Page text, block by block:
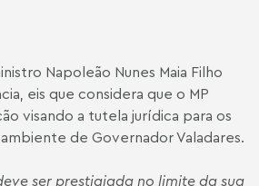
Napoleão Nunes Maia Filho
eis que considera que o MP
visando a tutela jurídica para os
de Governador Valadares.
ser prestigiada no limite da sua